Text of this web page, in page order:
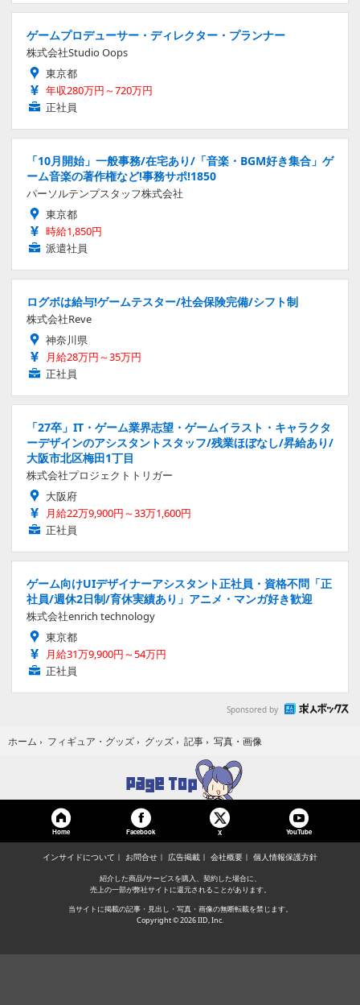
ゲームプロデューサー・ディレクター・プランナー
株式会社Studio Oops
東京都
年収280万円～720万円
正社員
「10月開始」一般事務/在宅あり/「音楽・BGM好き集合」ゲ
ーム音楽の著作権など!事務サポ!1850
パーソルテンプスタッフ株式会社
東京都
時給1,850円
派遣社員
ログボは給与!ゲームテスター/社会保険完備/シフト制
株式会社Reve
神奈川県
月給28万円～35万円
正社員
「27卒」IT・ゲーム業界志望・ゲームイラスト・キャラクタ
ーデザインのアシスタントスタッフ/残業ほぼなし/昇給あり/
大阪市北区梅田1丁目
株式会社プロジェクトトリガー
大阪府
月給22万9,900円～33万1,600円
正社員
ゲーム向けUIデザイナーアシスタント正社員・資格不問「正
社員/週休2日制/育休実績あり」アニメ・マンガ好き歓迎
株式会社enrich technology
東京都
月給31万9,900円～54万円
正社員
Sponsored by
ホーム › フィギュア・グッズ › グッズ › 記事 › 写真・画像
Home Facebook X YouTube
インサイドについて お問合せ 広告掲載 会社概要 個人情報保護方針
紹介した商品/サービスを購入、契約した場合に、
売上の一部が弊社サイトに還元されることがあります。
当サイトに掲載の記事・見出し・写真・画像の無断転載を禁じます。
Copyright © 2026 IID, Inc.